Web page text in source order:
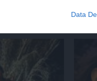
Data
π.μ., της
Σκηνή
στο